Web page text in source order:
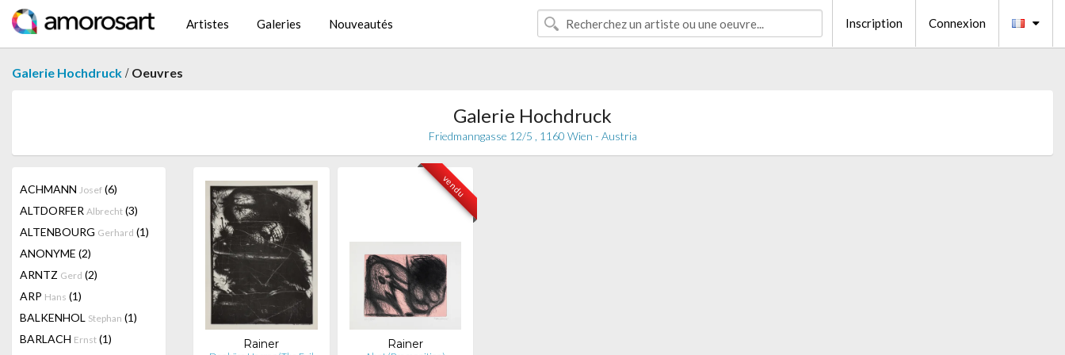
Artistes Galeries Nouveautés Inscription Connexion
Galerie Hochdruck / Oeuvres
Galerie Hochdruck
Friedmanngasse 12/5 , 1160 Wien - Austria
ACHMANN Josef (6)
ALTDORFER Albrecht (3)
ALTENBOURG Gerhard (1)
ANONYME (2)
ARNTZ Gerd (2)
ARP Hans (1)
BALKENHOL Stephan (1)
BARLACH Ernst (1)
Rainer
vendu
Rainer